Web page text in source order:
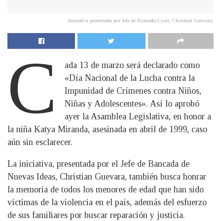
Iniciativa presentada por Jefe de Bancada Cyan, Christian Guevara.
C
ada 13 de marzo será declarado como
«Día Nacional de la Lucha contra la
Impunidad de Crímenes contra Niños,
Niñas y Adolescentes». Así lo aprobó
ayer la Asamblea Legislativa, en honor a
la niña Katya Miranda, asesinada en abril de 1999, caso
aún sin esclarecer.
La iniciativa, presentada por el Jefe de Bancada de
Nuevas Ideas, Christian Guevara, también busca honrar
la memoria de todos los menores de edad que han sido
víctimas de la violencia en el país, además del esfuerzo
de sus familiares por buscar reparación y justicia.